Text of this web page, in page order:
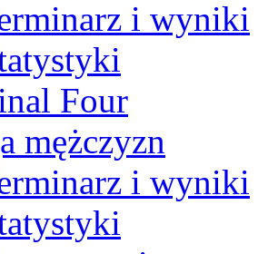
i wyniki
Four
mężczyzn
i wyniki